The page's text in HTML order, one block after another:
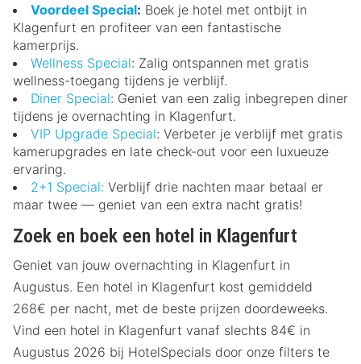
Voordeel Special: Boek je hotel met ontbijt in
Klagenfurt en profiteer van een fantastische
kamerprijs.
Wellness Special: Zalig ontspannen met gratis
wellness-toegang tijdens je verblijf.
Diner Special: Geniet van een zalig inbegrepen diner
tijdens je overnachting in Klagenfurt.
VIP Upgrade Special: Verbeter je verblijf met gratis
kamerupgrades en late check-out voor een luxueuze
ervaring.
2+1 Special: Verblijf drie nachten maar betaal er
maar twee — geniet van een extra nacht gratis!
Zoek en boek een hotel in Klagenfurt
Geniet van jouw overnachting in Klagenfurt in
Augustus. Een hotel in Klagenfurt kost gemiddeld
268€ per nacht, met de beste prijzen doordeweeks.
Vind een hotel in Klagenfurt vanaf slechts 84€ in
Augustus 2026 bij HotelSpecials door onze filters te